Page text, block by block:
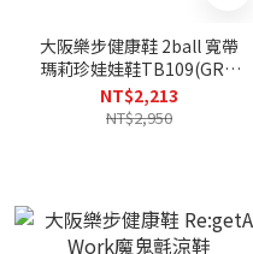
大阪樂步健康鞋 2ball 寬帶
瑪莉珍娃娃鞋TB109(GRY-
灰色)
NT$2,213
NT$2,950